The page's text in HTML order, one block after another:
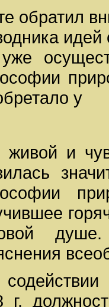
обратил
идей
у
живой и
г.